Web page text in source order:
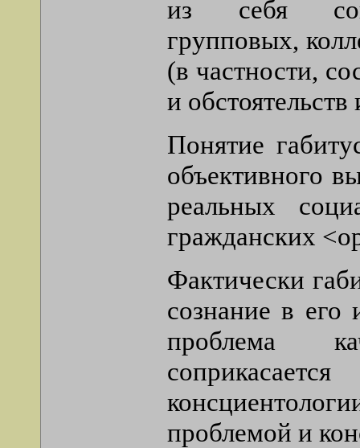
из себя
групповых,
(в частности,
и
Понятие
объективного
реальных
гражданских
Фактически
сознание в его
проблема
проблемой и